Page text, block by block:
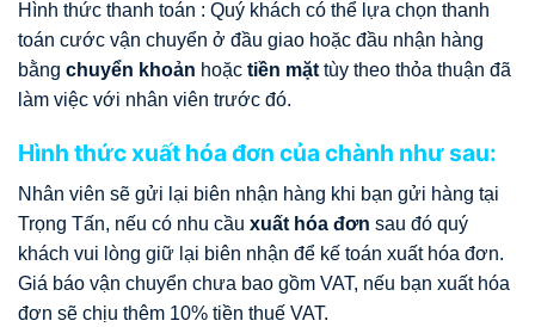
Hình thức thanh toán : Quý khách có thể lựa chọn thanh
toán cước vận chuyển ở đầu giao hoặc đầu nhận hàng
bằng chuyển khoản hoặc tiền mặt tùy theo thỏa thuận đã
làm việc với nhân viên trước đó.
Hình thức xuất hóa đơn của chành như sau:
Nhân viên sẽ gửi lại biên nhận hàng khi bạn gửi hàng tại
Trọng Tấn, nếu có nhu cầu xuất hóa đơn sau đó quý
khách vui lòng giữ lại biên nhận để kế toán xuất hóa đơn.
Giá báo vận chuyển chưa bao gồm VAT, nếu bạn xuất hóa
đơn sẽ chịu thêm 10% tiền thuế VAT.